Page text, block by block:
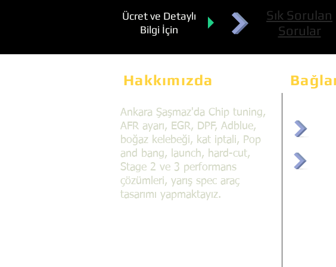
Ücret ve Detaylı
Bilgi İçin
Sık Sorulan
Sorular
Hakkımızda
Ankara Şaşmaz'da Chip tuning,
AFR ayarı, EGR, DPF, Adblue,
boğaz kelebeği, kat iptali, Pop
and bang, launch, hard-cut,
Stage 2 ve 3 performans
çözümleri, yarış spec araç
tasarımı yapmaktayız.